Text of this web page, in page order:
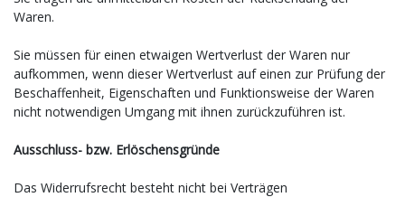
Waren.
Sie müssen für einen etwaigen Wertverlust der Waren nur
aufkommen, wenn dieser Wertverlust auf einen zur Prüfung der
Beschaffenheit, Eigenschaften und Funktionsweise der Waren
nicht notwendigen Umgang mit ihnen zurückzuführen ist.
Ausschluss- bzw. Erlöschensgründe
Das Widerrufsrecht besteht nicht bei Verträgen